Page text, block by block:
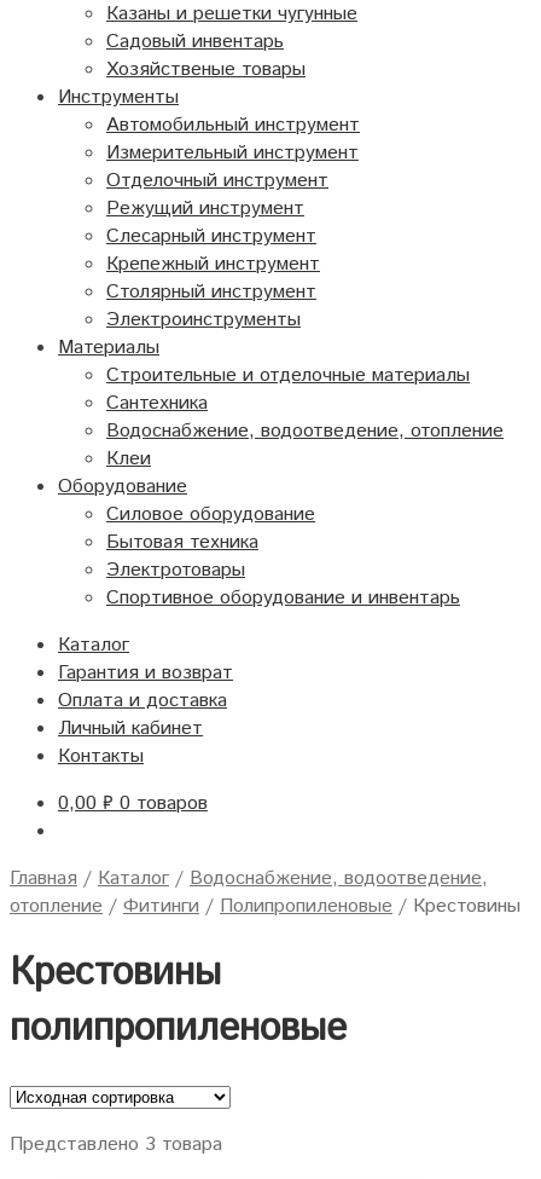
Казаны и решетки чугунные
Садовый инвентарь
Хозяйственые товары
Инструменты
Автомобильный инструмент
Измерительный инструмент
Отделочный инструмент
Режущий инструмент
Слесарный инструмент
Крепежный инструмент
Столярный инструмент
Электроинструменты
Материалы
Строительные и отделочные материалы
Сантехника
Водоснабжение, водоотведение, отопление
Клеи
Оборудование
Силовое оборудование
Бытовая техника
Электротовары
Спортивное оборудование и инвентарь
Каталог
Гарантия и возврат
Оплата и доставка
Личный кабинет
Контакты
0,00₽ 0 товаров
Главная / Каталог / Водоснабжение, водоотведение,
отопление / Фитинги / Полипропиленовые / Крестовины
Крестовины
полипропиленовые
Представлено 3 товара